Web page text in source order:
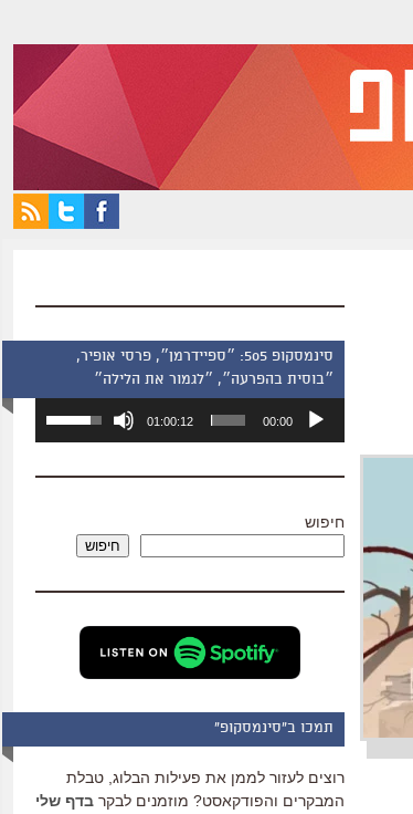
סינמסקופ 505: ״ספיידרמן״, פרסי אופיר,
״בוסית בהפרעה״, ״לגמור את הלילה״
אודיו
00:00
01:00:12
השתמש
כדי
שמע.
חיפוש
חיפוש
תמכו ב"סינמסקופ"
רוצים לעזור לממן את פעילות הבלוג, טבלת
המבקרים והפודקאסט? מוזמנים לבקר בדף שלי